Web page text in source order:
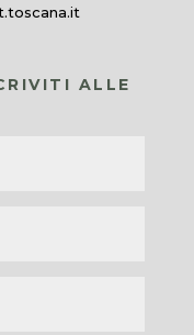
ALLE